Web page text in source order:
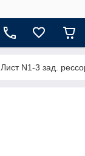
Лист N1-3 зад.